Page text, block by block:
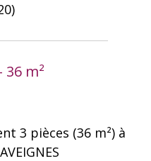
36 m²
3 pièces (36 m²) à